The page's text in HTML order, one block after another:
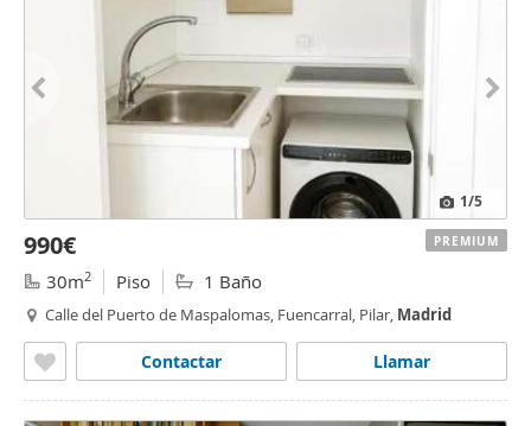
1/5
990€
30m2 Piso 1 Baño
Calle del Puerto de Maspalomas, Fuencarral, Pilar, Madrid
Llamar
Contactar
PREMIUM